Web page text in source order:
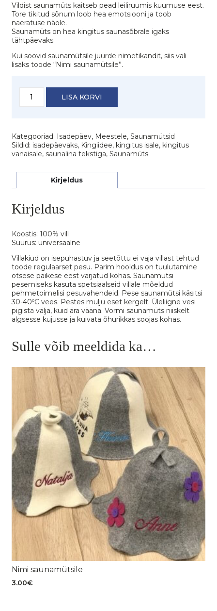
Vildist saunamüts kaitseb pead leiliruumis kuumuse eest.
Tore tikitud sõnum loob hea emotsiooni ja toob
naeratuse näole.
Saunamüts on hea kingitus saunasõbrale igaks
tähtpäevaks.
Kui soovid saunamütsile juurde nimetikandit, siis vali
lisaks toode “Nimi saunamütsile”.
kibuga
"Saunaboss"
LISA KORVI
Kategooriad: Isadepäev, Meestele, Saunamütsid
Sildid: isadepäevaks, Kingiidee, kingitus isale, kingitus
vanaisale, saunalina tekstiga, Saunamüts
Kirjeldus
Kirjeldus
Koostis: 100% vill
Suurus: universaalne
Villakiud on isepuhastuv ja seetõttu ei vaja villast tehtud
toode regulaarset pesu. Parim hooldus on tuulutamine
otsese päikese eest varjatud kohas. Saunamütsi
pesemiseks kasuta spetsiaalseid villale mõeldud
pehmetoimelisi pesuvahendeid. Pese saunamütsi käsitsi
30-40ºC vees. Pestes mulju eset kergelt. Üleliigne vesi
pigista välja, kuid ära vääna. Vormi saunamüts niiskelt
algsesse kujusse ja kuivata õhurikkas soojas kohas.
Sulle võib meeldida ka…
Nimi saunamütsile
3.00€